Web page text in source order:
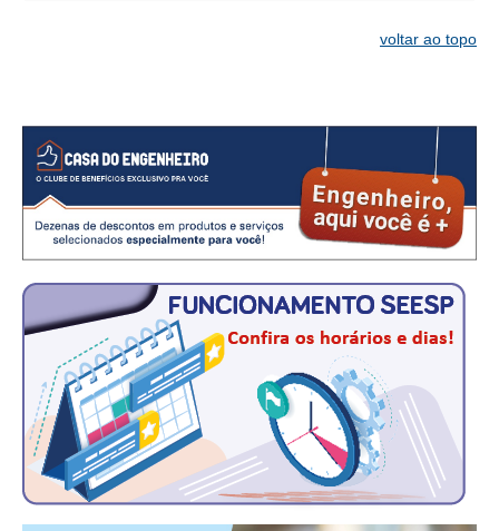
JORNAL DO ENGENHEIRO
AGENDA
SEESP NOTÍCIAS
NOTÍCIAS NO WHATSAPP
FOTOS
PUBLICAÇÕES
PUBLICIDADE
MANUAL DE REDAÇÃO
RELEASES
voltar ao topo